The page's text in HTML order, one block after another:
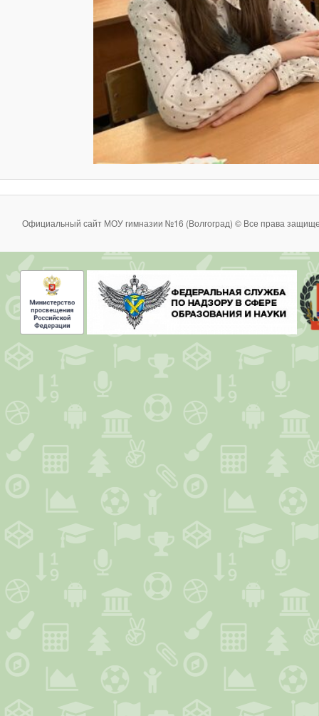
Официальный сайт МОУ гимназии №16 (Волгоград) © Все права